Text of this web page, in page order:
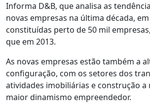
Informa D&B, que analisa as
novas empresas na última década,
constituídas perto de 50 mil
que em 2013.
As novas empresas estão também a
configuração, com os setores dos
atividades imobiliárias e construção
maior dinamismo empreendedor.